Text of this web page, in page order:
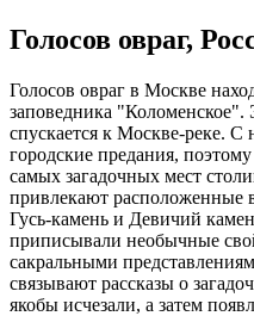
Голосов овраг,
Голосов овраг в Москве
заповедника
спускается к Москве-реке.
городские предания,
самых загадочных мест
привлекают расположенные
Гусь-камень и Девичий
приписывали необычные
сакральными
связывают рассказы о
якобы исчезали, а затем